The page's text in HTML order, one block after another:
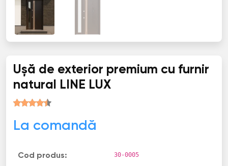
Ușă de exterior premium cu furnir
natural LINE LUX
La comandă
Cod produs: 30-0005